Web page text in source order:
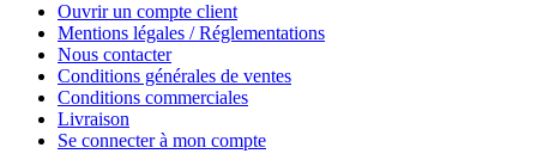
Ouvrir un compte client
Mentions légales / Réglementations
Nous contacter
Conditions générales de ventes
Conditions commerciales
Livraison
Se connecter à mon compte